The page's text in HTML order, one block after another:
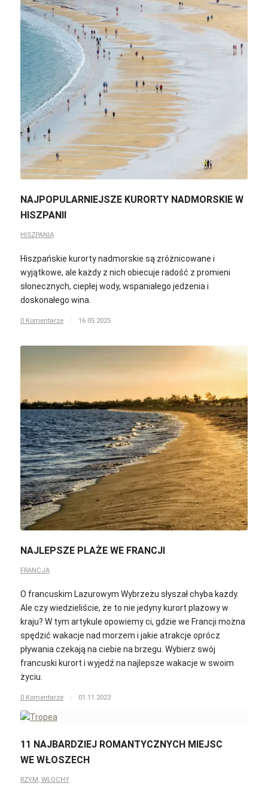
NAJPOPULARNIEJSZE KURORTY NADMORSKIE W
HISZPANII
HISZPANIA
Hiszpańskie kurorty nadmorskie są zróżnicowane i
wyjątkowe, ale każdy z nich obiecuje radość z promieni
słonecznych, ciepłej wody, wspaniałego jedzenia i
doskonałego wina.
0 Komentarze / 16.05.2025
NAJLEPSZE PLAŻE WE FRANCJI
FRANCJA
O francuskim Lazurowym Wybrzeżu słyszał chyba każdy.
Ale czy wiedzieliście, że to nie jedyny kurort plażowy w
kraju? W tym artykule opowiemy ci, gdzie we Francji można
spędzić wakacje nad morzem i jakie atrakcje oprócz
pływania czekają na ciebie na brzegu. Wybierz swój
francuski kurort i wyjedź na najlepsze wakacje w swoim
życiu.
0 Komentarze / 01.11.2023
11 NAJBARDZIEJ ROMANTYCZNYCH MIEJSC
WE WŁOSZECH
RZYM WŁOCHY